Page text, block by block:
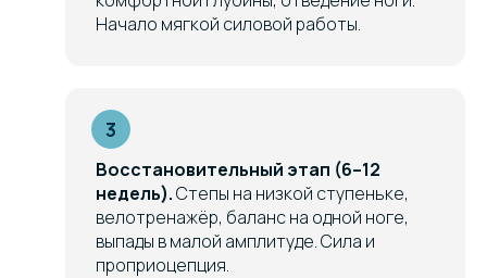
Начало мягкой силовой работы.
Восстановительный этап (6–12
недель).Степы на низкой ступеньке,
велотренажёр, баланс на одной ноге,
выпады в малой амплитуде. Сила и
проприоцепция.